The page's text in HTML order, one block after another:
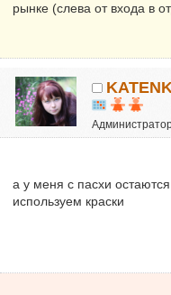
рынке (слева от входа в
а у меня с пасхи
используем краски